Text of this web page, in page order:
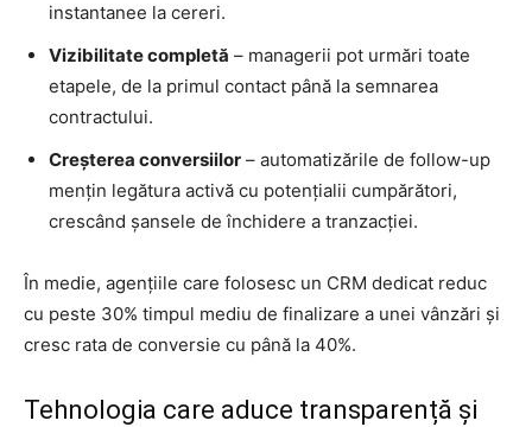
instantanee la cereri.
Vizibilitate completă – managerii pot urmări toate
etapele, de la primul contact până la semnarea
contractului.
Creșterea conversiilor – automatizările de follow-up
mențin legătura activă cu potențialii cumpărători,
crescând șansele de închidere a tranzacției.
În medie, agențiile care folosesc un CRM dedicat reduc
cu peste 30% timpul mediu de finalizare a unei vânzări și
cresc rata de conversie cu până la 40%.
Tehnologia care aduce transparență și